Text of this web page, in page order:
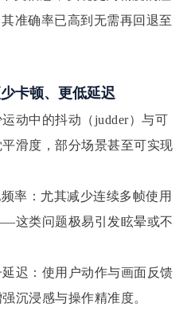
准确率已高到无需再回退至
卡顿、更低延迟
动中的抖动（judder）与可
滑度，部分场景甚至可实现
率：尤其减少连续多帧使用
这类问题极易引发眩晕或不
迟：使用户动作与画面反馈
沉浸感与操作精准度。